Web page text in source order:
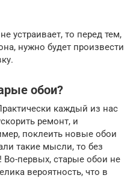
устраивает, то перед тем,
нужно будет произвести
обои?
каждый из нас
ремонт, и
поклеить новые обои
такие мысли, то без
Во-первых, старые обои не
вероятность, что в